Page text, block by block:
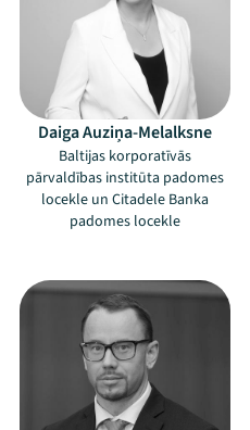
Daiga Auziņa-Melalksne
Baltijas korporatīvās
pārvaldības institūta padomes
locekle un Citadele Banka
padomes locekle